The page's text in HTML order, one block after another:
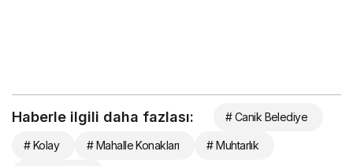
Haberle ilgili daha fazlası: # Canik Belediye
# Kolay # Mahalle Konakları # Muhtarlık